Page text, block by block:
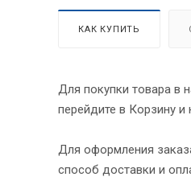
КАК КУПИТЬ
Для покупки товара в
перейдите в Корзину
Для оформления
способ доставки и